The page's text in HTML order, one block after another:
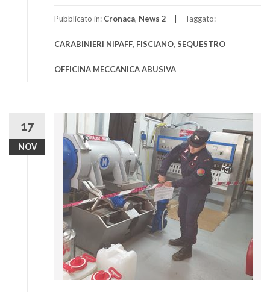
Pubblicato in: Cronaca, News 2 Taggato:
CARABINIERI NIPAFF, FISCIANO, SEQUESTRO
OFFICINA MECCANICA ABUSIVA
17
NOV